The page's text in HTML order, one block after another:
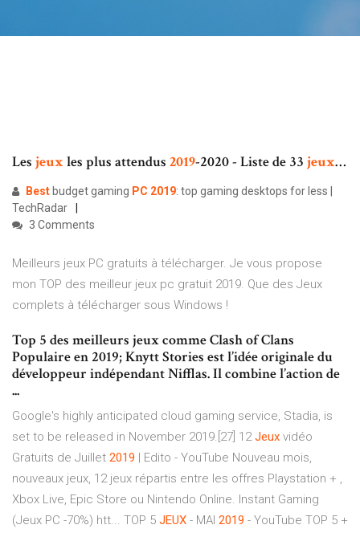
Les jeux les plus attendus 2019-2020 - Liste de 33 jeux…
Best budget gaming PC 2019: top gaming desktops for less |
TechRadar
3 Comments
Meilleurs jeux PC gratuits à télécharger. Je vous propose
mon TOP des meilleur jeux pc gratuit 2019. Que des Jeux
complets à télécharger sous Windows !
Top 5 des meilleurs jeux comme Clash of Clans
Populaire en 2019; Knytt Stories est l’idée originale du
développeur indépendant Nifflas. Il combine l’action de
...
Google's highly anticipated cloud gaming service, Stadia, is
set to be released in November 2019.[27] 12Jeux vidéo
Gratuits de Juillet 2019 | Edito - YouTube Nouveau mois,
nouveaux jeux, 12 jeux répartis entre les offres Playstation + ,
Xbox Live, Epic Store ou Nintendo Online. Instant Gaming
(Jeux PC -70%) htt... TOP 5 JEUX - MAI 2019 - YouTube TOP 5 +